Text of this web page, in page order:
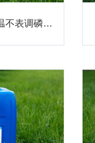
祥和牌XH-21B型常温不表调磷化浓缩液